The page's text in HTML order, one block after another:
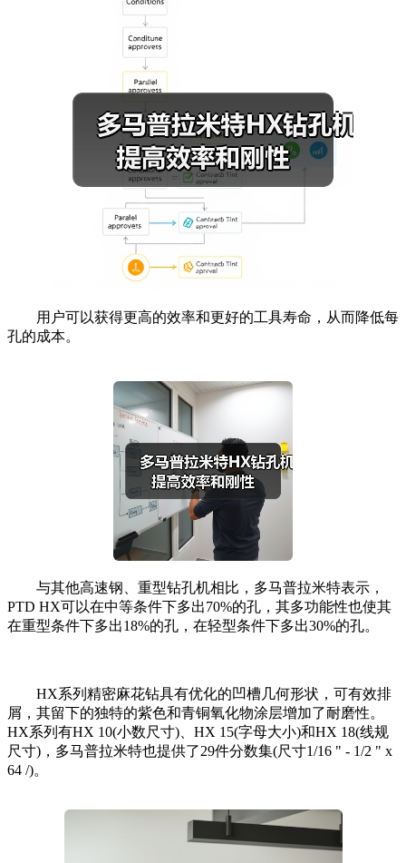
用户可以获得更高的效率和更好的工具寿命，从而降低每
孔的成本。
与其他高速钢、重型钻孔机相比，多马普拉米特表示，
PTD HX可以在中等条件下多出70%的孔，其多功能性也使其
在重型条件下多出18%的孔，在轻型条件下多出30%的孔。
HX系列精密麻花钻具有优化的凹槽几何形状，可有效排
屑，其留下的独特的紫色和青铜氧化物涂层增加了耐磨性。
HX系列有HX 10(小数尺寸)、HX 15(字母大小)和HX 18(线规
尺寸)，多马普拉米特也提供了29件分数集(尺寸1/16 " - 1/2 " x
64 /)。